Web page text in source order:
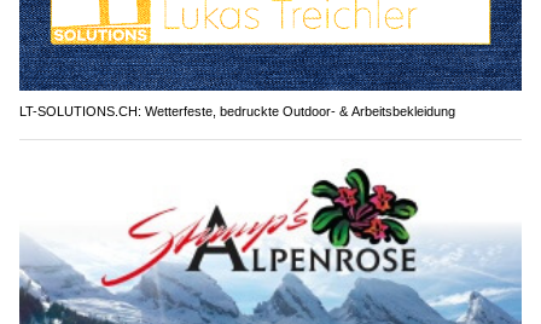
LT-SOLUTIONS.CH: Wetterfeste, bedruckte Outdoor- & Arbeitsbekleidung